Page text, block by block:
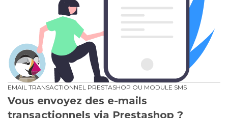
EMAIL TRANSACTIONNEL PRESTASHOP OU MODULE SMS
Vous envoyez des e-mails
transactionnels via Prestashop ?